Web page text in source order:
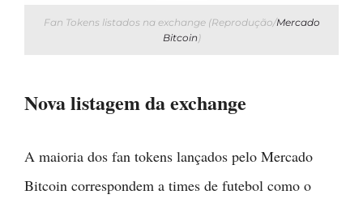
Fan Tokens listados na exchange (Reprodução/Mercado
Bitcoin)
Nova listagem da exchange
A maioria dos fan tokens lançados pelo Mercado
Bitcoin correspondem a times de futebol como o